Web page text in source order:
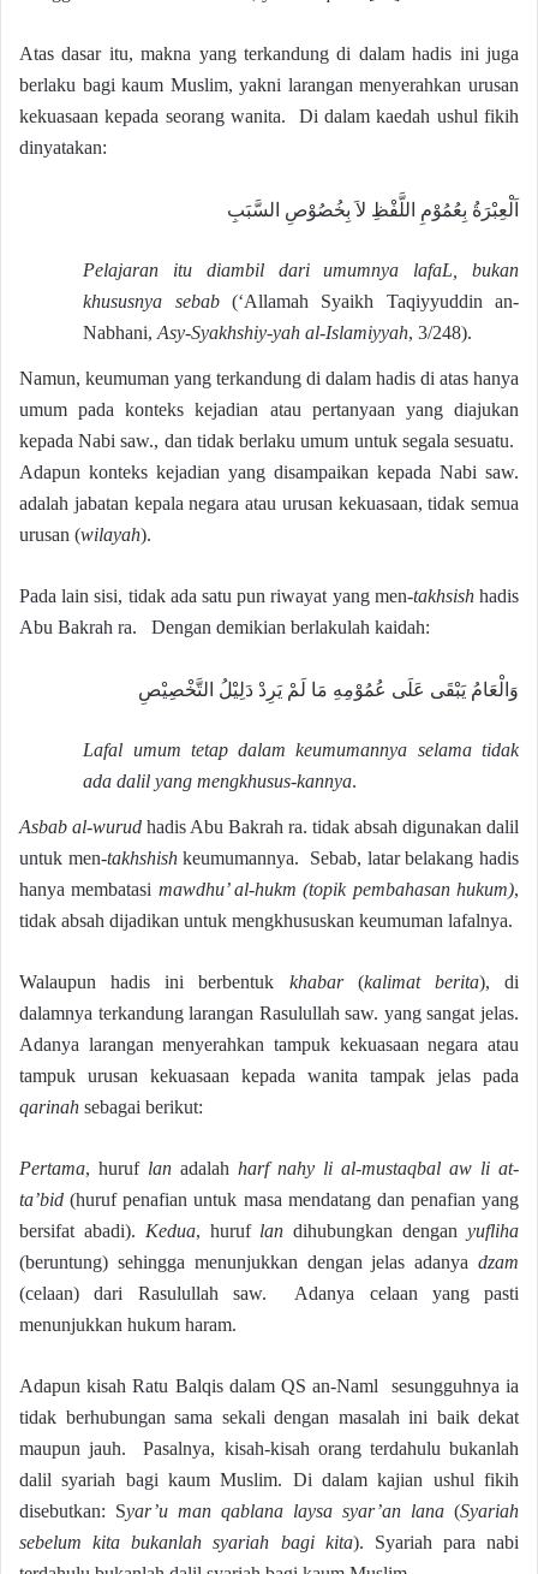
Atas dasar itu, makna yang terkandung di dalam hadis ini juga
berlaku bagi kaum Muslim, yakni larangan menyerahkan urusan
kekuasaan kepada seorang wanita. Di dalam kaedah ushul fikih
dinyatakan:
اَلْعِبْرَةُ بِعُمُوْمِ اللَّفْظِ لاَ بِخُصُوْصِ السَّبَبِ
Pelajaran itu diambil dari umumnya lafaL, bukan
khususnya sebab(‘Allamah Syaikh Taqiyyuddin an-
Nabhani,Asy-Syakhshiy-yah al-Islamiyyah, 3/248).
Namun, keumuman yang terkandung di dalam hadis di atas hanya
umum pada konteks kejadian atau pertanyaan yang diajukan
kepada Nabi saw., dan tidak berlaku umum untuk segala sesuatu.
Adapun konteks kejadian yang disampaikan kepada Nabi saw.
adalah jabatan kepala negara atau urusan kekuasaan, tidak semua
urusan (wilayah).
Pada lain sisi, tidak ada satu pun riwayat yang men-takhsishhadis
Abu Bakrah ra. Dengan demikian berlakulah kaidah:
وَالْعَامُ يَبْقَى عَلَى عُمُوْمِهِ مَا لَمْ يَرِدْ دَلِيْلُ التَّخْصِيْصِ
Lafal umum tetap dalam keumumannya selama tidak
ada dalil yang mengkhusus-kannya.
Asbab al-wurud hadis Abu Bakrah ra. tidak absah digunakan dalil
untuk men-takhshishkeumumannya. Sebab, latar belakang hadis
hanya membatasi mawdhu’ al-hukm (topik pembahasan hukum),
tidak absah dijadikan untuk mengkhususkan keumuman lafalnya.
Walaupun hadis ini berbentuk khabar (kalimat berita), di
dalamnya terkandung larangan Rasulullah saw. yang sangat jelas.
Adanya larangan menyerahkan tampuk kekuasaan negara atau
tampuk urusan kekuasaan kepada wanita tampak jelas pada
qarinah sebagai berikut:
Pertama, huruf lan adalah harf nahy li al-mustaqbal aw li at-
ta’bid(huruf penafian untuk masa mendatang dan penafian yang
bersifat abadi). Kedua, huruf lan dihubungkan denganyufliha
(beruntung) sehingga menunjukkan dengan jelas adanya dzam
(celaan) dari Rasulullah saw. Adanya celaan yang pasti
menunjukkan hukum haram.
Adapun kisah Ratu Balqis dalam QS an-Naml sesungguhnya ia
tidak berhubungan sama sekali dengan masalah ini baik dekat
maupun jauh. Pasalnya, kisah-kisah orang terdahulu bukanlah
dalil syariah bagi kaum Muslim. Di dalam kajian ushul fikih
disebutkan: Syar’u man qablana laysa syar’an lana (Syariah
sebelum kita bukanlah syariah bagi kita). Syariah para nabi